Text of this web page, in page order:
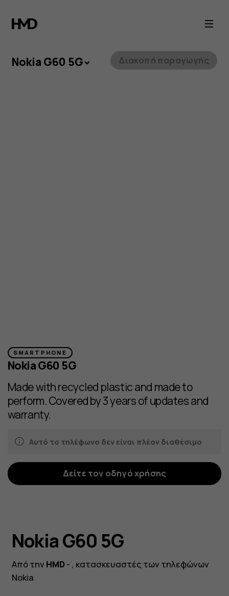
Nokia
G60
5G
Nokia G60 5G Διακοπή παραγωγής
SMARTPHONE
Nokia G60 5G
Made with recycled plastic and made to
perform. Covered by 3 years of updates and
warranty.
Αυτό το τηλέφωνο δεν είναι πλέον διαθέσιμο
Δείτε τον οδηγό χρήσης
Nokia G60 5G
Από την HMD- , κατασκευαστές των τηλεφώνων
Nokia